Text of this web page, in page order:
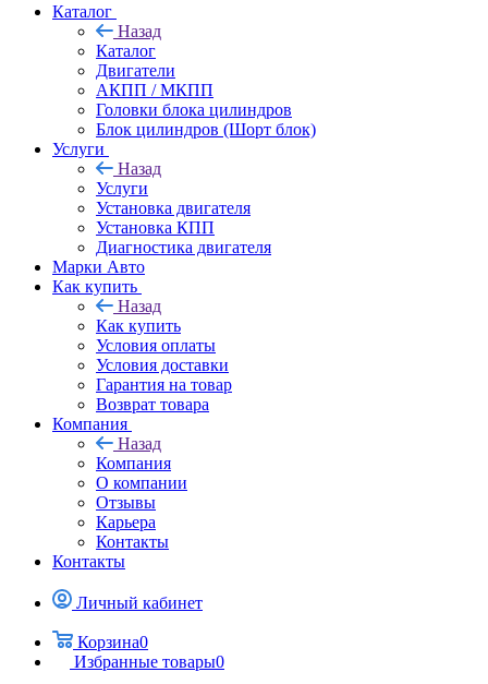
Каталог
Назад
Каталог
Двигатели
АКПП / МКПП
Головки блока цилиндров
Блок цилиндров (Шорт блок)
Услуги
Назад
Услуги
Установка двигателя
Установка КПП
Диагностика двигателя
Марки Авто
Как купить
Назад
Как купить
Условия оплаты
Условия доставки
Гарантия на товар
Возврат товара
Компания
Назад
Компания
О компании
Отзывы
Карьера
Контакты
Контакты
Личный кабинет
Корзина0
Избранные товары0